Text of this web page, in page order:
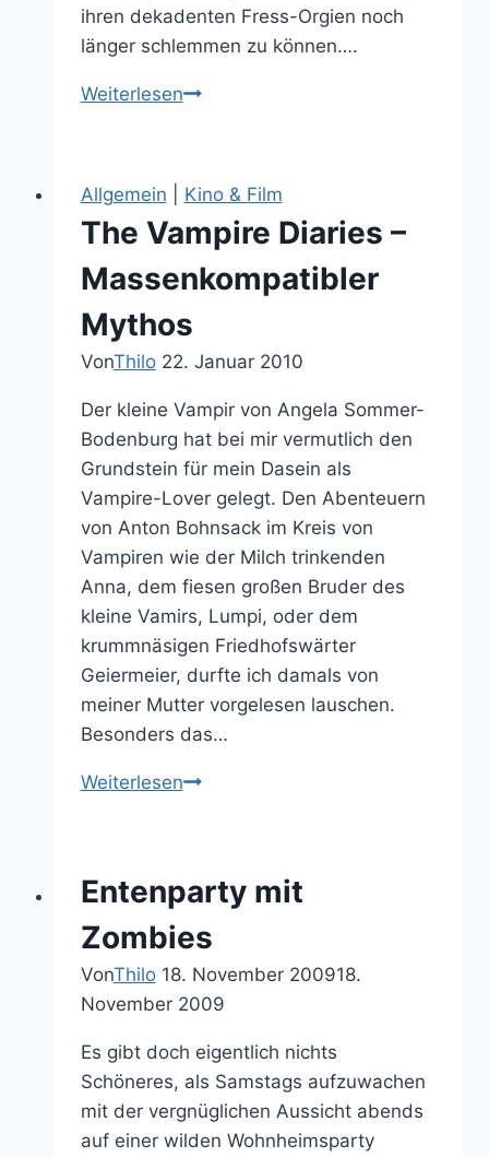
ihren dekadenten Fress-Orgien noch
länger schlemmen zu können….
WeiterlesenKotzen
Allgemein Kino & Film
The Vampire Diaries –
Massenkompatibler
Mythos
VonThilo 22. Januar 2010
Der kleine Vampir von Angela Sommer-
Bodenburg hat bei mir vermutlich den
Grundstein für mein Dasein als
Vampire-Lover gelegt. Den Abenteuern
von Anton Bohnsack im Kreis von
Vampiren wie der Milch trinkenden
Anna, dem fiesen großen Bruder des
kleine Vamirs, Lumpi, oder dem
krummnäsigen Friedhofswärter
Geiermeier, durfte ich damals von
meiner Mutter vorgelesen lauschen.
Besonders das…
WeiterlesenThe
Massenkompatibler
Mythos
Entenparty mit
Zombies
VonThilo 18. November 200918.
November 2009
Es gibt doch eigentlich nichts
Schöneres, als Samstags aufzuwachen
mit der vergnüglichen Aussicht abends
auf einer wilden Wohnheimsparty